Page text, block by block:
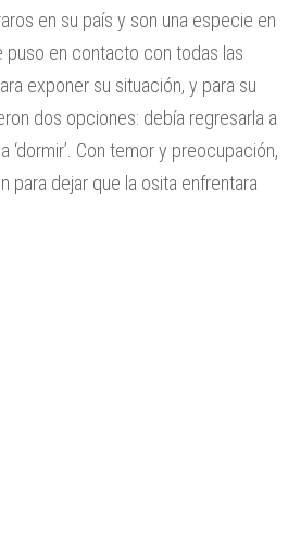
en su país y son una especie en
puso en contacto con todas las
exponer su situación, y para su
dos opciones: debía regresarla a
‘dormir’. Con temor y preocupación,
para dejar que la osita enfrentara